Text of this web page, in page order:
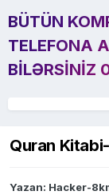
BÜTÜN
TELEFONA
BILƏRSINIZ
Quran
Yazan: Hacker-